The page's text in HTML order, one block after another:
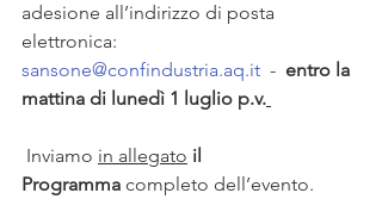
adesione all’indirizzo di posta
elettronica:
sansone@confindustria.aq.it - entro la
mattina di lunedì 1 luglio p.v.
Inviamo in allegato il
Programma completo dell’evento.